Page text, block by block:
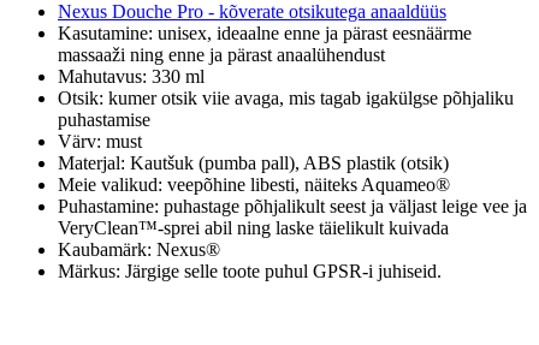
Nexus Douche Pro - kõverate otsikutega anaaldüüs
Kasutamine: unisex, ideaalne enne ja pärast eesnäärme
massaaži ning enne ja pärast anaalühendust
Mahutavus: 330 ml
Otsik: kumer otsik viie avaga, mis tagab igakülgse põhjaliku
puhastamise
Värv: must
Materjal: Kautšuk (pumba pall), ABS plastik (otsik)
Meie valikud: veepõhine libesti, näiteks Aquameo®
Puhastamine: puhastage põhjalikult seest ja väljast leige vee ja
VeryClean™-sprei abil ning laske täielikult kuivada
Kaubamärk: Nexus®
Märkus: Järgige selle toote puhul GPSR-i juhiseid.